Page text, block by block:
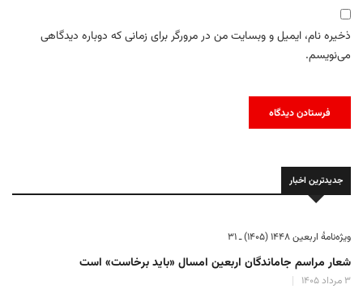
ذخیره نام، ایمیل و وبسایت من در مرورگر برای زمانی که دوباره دیدگاهی
می‌نویسم.
جدیدترین اخبار
ویژه‌نامهٔ اربعین ۱۴۴۸ (۱۴۰۵) ـ ۳۱
شعار مراسم جاماندگان اربعین امسال «باید برخاست» است
۳ مرداد ۱۴۰۵